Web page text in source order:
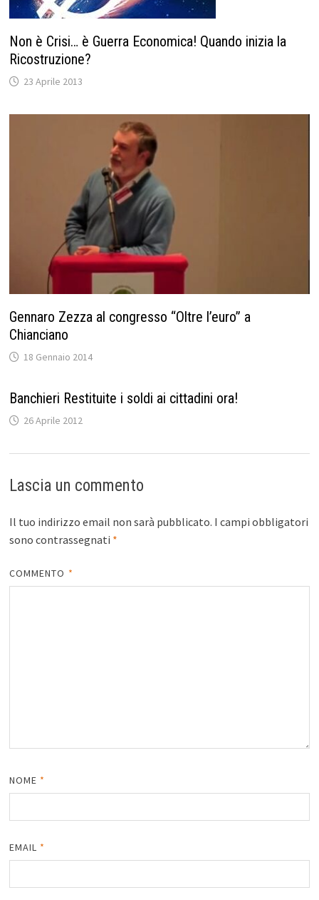
Non è Crisi… è Guerra Economica! Quando inizia la
Ricostruzione?
23 Aprile 2013
Gennaro Zezza al congresso “Oltre l’euro” a
Chianciano
18 Gennaio 2014
Banchieri Restituite i soldi ai cittadini ora!
26 Aprile 2012
Lascia un commento
Il tuo indirizzo email non sarà pubblicato. I campi obbligatori
sono contrassegnati *
COMMENTO *
NOME *
EMAIL *